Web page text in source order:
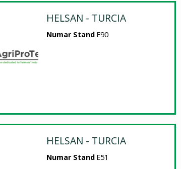
HELSAN - TURCIA
Numar Stand E90
HELSAN - TURCIA
Numar Stand E51